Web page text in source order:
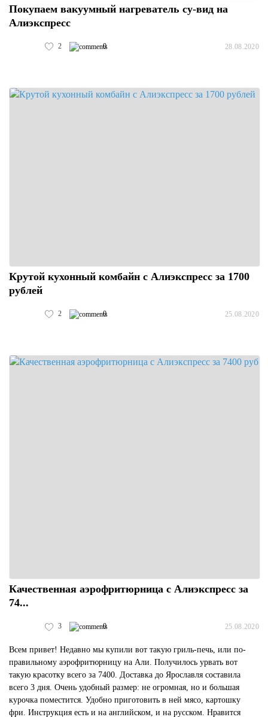
Покупаем вакуумный нагреватель су-вид на
Алиэкспресс
2 0 28.08.2020
Крутой кухонный комбайн с Алиэкспресс за 1700
рублей
2 0 25.08.2020
Качественная аэрофритюрница с Алиэкспресс за
74...
3 0 25.08.2020
Всем привет! Недавно мы купили вот такую гриль-печь, или по-
правильному аэрофритюрницу на Али. Получилось урвать вот
такую красотку всего за 7400. Доставка до Ярославля составила
всего 3 дня. Очень удобный размер: не огромная, но и большая
курочка поместится. Удобно приготовить в ней мясо, картошку
фри. Инструкция есть и на английском, и на русском. Нравится